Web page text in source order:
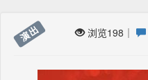
演出 浏览198｜